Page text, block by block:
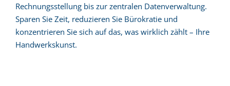
Rechnungsstellung bis zur zentralen Datenverwaltung.
Sparen Sie Zeit, reduzieren Sie Bürokratie und
konzentrieren Sie sich auf das, was wirklich zählt – Ihre
Handwerkskunst.